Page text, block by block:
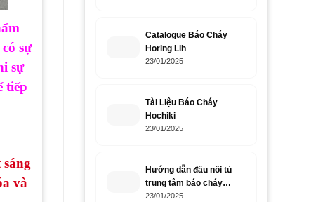
Catalogue Báo Cháy
Horing Lih
23/01/2025
Tài Liệu Báo Cháy
Hochiki
23/01/2025
Hướng dẫn đấu nối tủ
trung tâm báo cháy
Horing Lih
23/01/2025
sự
sự
tiếp
và